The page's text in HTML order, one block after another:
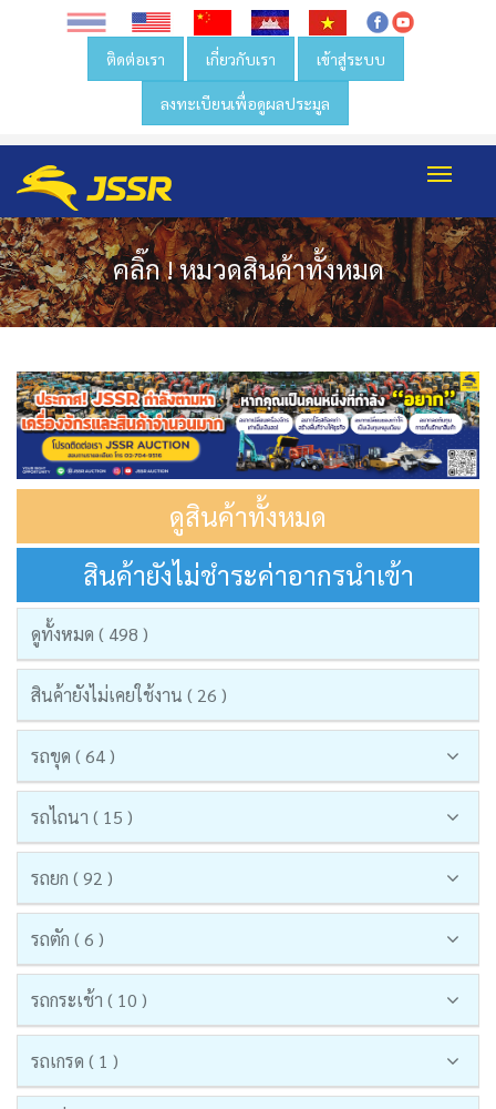
ติดต่อเรา เกี่ยวกับเรา เข้าสู่ระบบ
ลงทะเบียนเพื่อดูผลประมูล
คลิ๊ก ! หมวดสินค้าทั้งหมด
ดูสินค้าทั้งหมด
สินค้ายังไม่ชำระค่าอากรนำเข้า
ดูทั้งหมด ( 498 )
สินค้ายังไม่เคยใช้งาน ( 26 )
รถขุด ( 64 )
รถไถนา ( 15 )
รถยก ( 92 )
รถตัก ( 6 )
รถกระเช้า ( 10 )
รถเกรด ( 1 )